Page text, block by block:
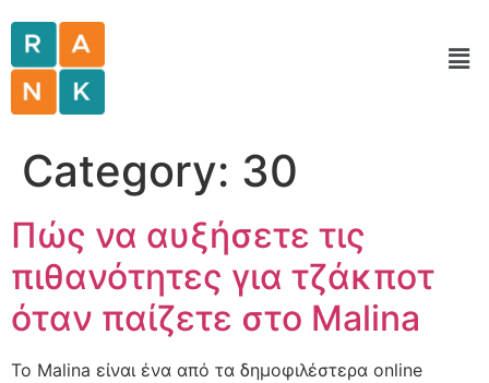
Category: 30
Πώς να αυξήσετε τις
πιθανότητες για τζάκποτ
όταν παίζετε στο Malina
Το Malina είναι ένα από τα δημοφιλέστερα online